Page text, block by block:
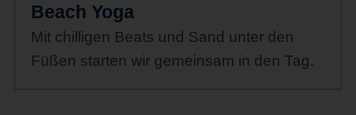
Beach Yoga
Mit chilligen Beats und Sand unter den
Füßen starten wir gemeinsam in den Tag.